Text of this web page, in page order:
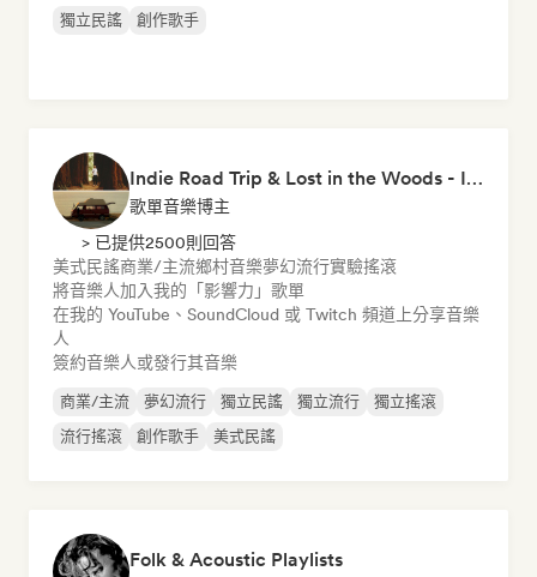
獨立民謠 創作歌手
Indie Road Trip & Lost in the Woods - Indie Folk, Folk Pop, Folk Rock & Singer-Songwriter
歌單音樂博主
> 已提供2500則回答
美式民謠商業/主流鄉村音樂夢幻流行實驗搖滾
將音樂人加入我的「影響力」歌單
在我的 YouTube、SoundCloud 或 Twitch 頻道上分享音樂
人
簽約音樂人或發行其音樂
商業/主流 夢幻流行 獨立民謠 獨立流行
獨立搖滾
流行搖滾
創作歌手 美式民謠
Folk & Acoustic Playlists